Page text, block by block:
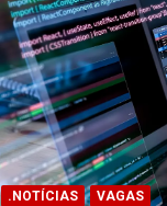
.NOTÍCIAS VAGAS